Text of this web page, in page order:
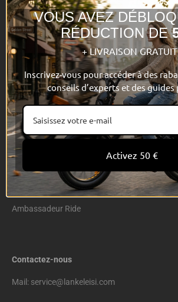
Accessories
LANKELEISI
About Us
Contact us
Blog
Affiliate Program
Privacy Policy
Cookie Policy
Ambassadeur Ride
Contactez-nous
Mail: service@lankeleisi.com
VOUS AVEZ
RÉDUCTION DE
+ LIVRAISON
Inscrivez-vous pour accéder à des
conseils d’experts et des
Activez 50 €